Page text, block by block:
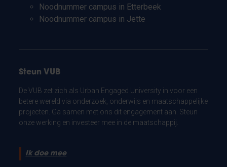
Noodnummer campus in Etterbeek
Noodnummer campus in Jette
Steun VUB
De VUB zet zich als Urban Engaged University in voor een
betere wereld via onderzoek, onderwijs en maatschappelijke
projecten. Ga samen met ons dit engagement aan. Steun
onze werking en investeer mee in de maatschappij.
Ik doe mee